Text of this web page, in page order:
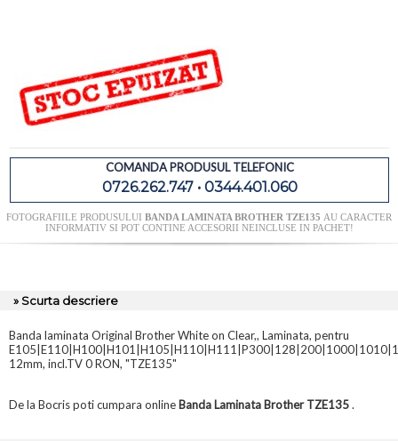
COMANDA PRODUSUL TELEFONIC
0726.262.747 • 0344.401.060
FOTOGRAFIILE PRODUSULUI BANDA LAMINATA BROTHER TZE135 AU CARACTER
INFORMATIV SI POT CONTINE ACCESORII NEINCLUSE IN PACHET!
» Scurta descriere
Banda laminata Original Brother White on Clear,, Laminata, pentru
12mm, incl.TV 0 RON, "TZE135"
De la Bocris poti cumpara online Banda Laminata Brother TZE135.